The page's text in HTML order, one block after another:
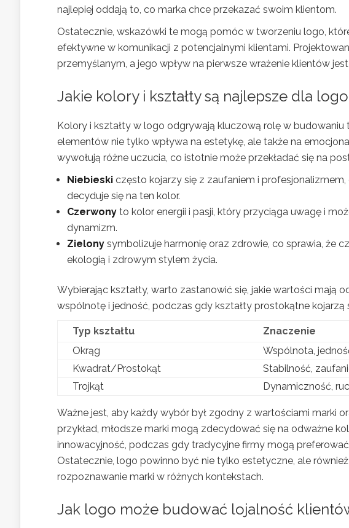
najlepiej oddają to, co marka chce przekazać swoim klientom.
Ostatecznie, wskazówki te mogą pomóc w tworzeniu logo,
efektywne w komunikacji z potencjalnymi klientami.
przemyślanym, a jego wpływ na pierwsze wrażenie klientów
Jakie kolory i kształty są najlepsze dla
Kolory i kształty w logo odgrywają kluczową rolę w budowaniu
elementów nie tylko wpływa na estetykę, ale także na
wywołują różne uczucia, co istotnie może przekładać się na
Niebieski często kojarzy się z zaufaniem i
decyduje się na ten kolor.
Czerwony to kolor energii i pasji, który przyciąga uwagę i
dynamizm.
Zielony symbolizuje harmonię oraz zdrowie, co sprawia, że
ekologią i zdrowym stylem życia.
Wybierając kształty, warto zastanowić się, jakie wartości mają
wspólnotę i jedność, podczas gdy kształty prostokątne kojarzą
Typ kształtu
Znaczenie
Okrąg
Wspólnota,
Kwadrat/Prostokąt
Stabilność,
Trojkąt
Dynamiczność,
Ważne jest, aby każdy wybór był zgodny z wartościami marki
przykład, młodsze marki mogą zdecydować się na odważne
innowacyjność, podczas gdy tradycyjne firmy mogą
Ostatecznie, logo powinno być nie tylko estetyczne, ale
rozpoznawanie marki w różnych kontekstach.
Jak logo może budować lojalność